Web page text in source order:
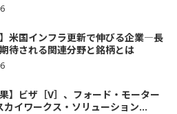
】米国インフラ更新で伸びる企業―長
待される関連分野と銘柄とは
果】ビザ［V］、フォード・モーター
カイワークス・ソリューション...